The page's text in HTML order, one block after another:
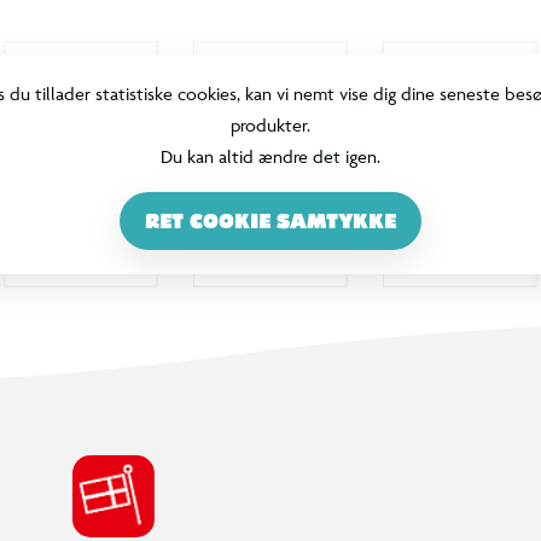
du tillader statistiske cookies, kan vi nemt vise dig dine seneste
produkter.
Du kan altid ændre det igen.
RET COOKIE SAMTYKKE